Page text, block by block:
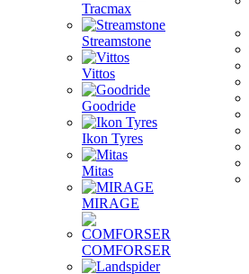
Tracmax
Streamstone
Vittos
Goodride
Ikon Tyres
Mitas
MIRAGE
COMFORSER